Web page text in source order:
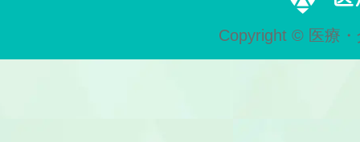
Copyright © 医療